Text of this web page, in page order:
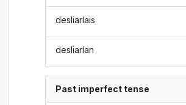
desliaríais
desliarían
Past imperfect tense